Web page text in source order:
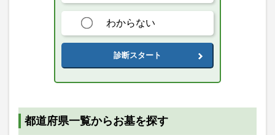
わからない
診断スタート
都道府県一覧からお墓を探す